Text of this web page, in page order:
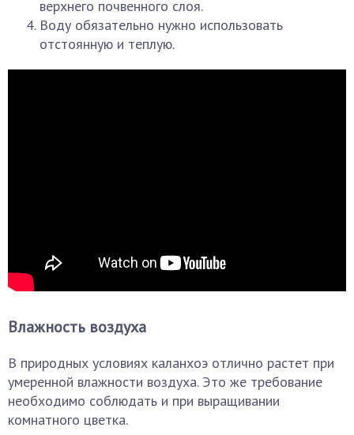
верхнего почвенного слоя.
Воду обязательно нужно использовать
отстоянную и теплую.
Влажность воздуха
В природных условиях каланхоэ отлично растет при
умеренной влажности воздуха. Это же требование
необходимо соблюдать и при выращивании
комнатного цветка.